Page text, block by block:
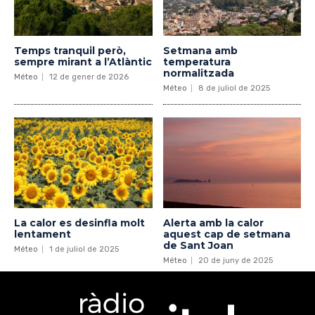
Temps tranquil però,
sempre mirant a l’Atlàntic
Méteo 12 de gener de 2026
Setmana amb
temperatura
normalitzada
Méteo 8 de juliol de 2025
La calor es desinfla molt
lentament
Méteo 1 de juliol de 2025
Alerta amb la calor
aquest cap de setmana
de Sant Joan
Méteo 20 de juny de 2025